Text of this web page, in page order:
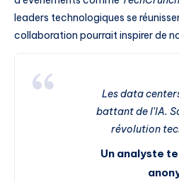
leaders technologiques se
collaboration pourrait inspirer de
Les data
battant de l’IA.
révolution
Un analyste